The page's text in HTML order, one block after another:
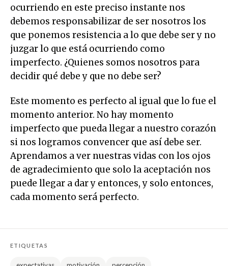
ocurriendo en este preciso instante nos
debemos responsabilizar de ser nosotros los
que ponemos resistencia a lo que debe ser y no
juzgar lo que está ocurriendo como
imperfecto. ¿Quienes somos nosotros para
decidir qué debe y que no debe ser?
Este momento es perfecto al igual que lo fue el
momento anterior. No hay momento
imperfecto que pueda llegar a nuestro corazón
si nos logramos convencer que así debe ser.
Aprendamos a ver nuestras vidas con los ojos
de agradecimiento que solo la aceptación nos
puede llegar a dar y entonces, y solo entonces,
cada momento será perfecto.
ETIQUETAS